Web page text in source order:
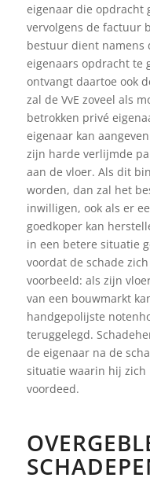
eigenaar die opdracht
vervolgens de factuur
bestuur dient namens
eigenaars opdracht te
ontvangt daartoe ook
zal de VvE zoveel als
betrokken privé
eigenaar kan
zijn harde verlijmde
aan de vloer. Als dit
worden, dan zal het
inwilligen, ook als er
goedkoper kan
in een betere situatie
voordat de schade
voorbeeld: als zijn
van een bouwmarkt
handgepolijste
teruggelegd.
de eigenaar na de
situatie waarin hij zich
voordeed.